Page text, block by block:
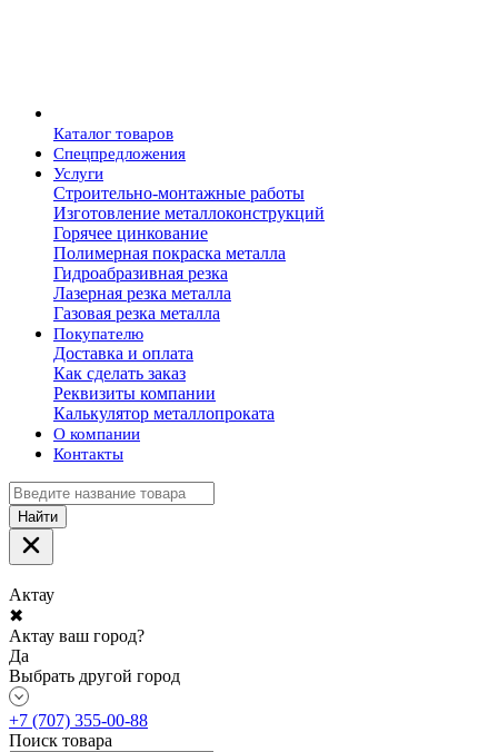
Каталог товаров
Спецпредложения
Услуги
Строительно-монтажные работы
Изготовление металлоконструкций
Горячее цинкование
Полимерная покраска металла
Гидроабразивная резка
Лазерная резка металла
Газовая резка металла
Покупателю
Доставка и оплата
Как сделать заказ
Реквизиты компании
Калькулятор металлопроката
О компании
Контакты
Найти
Актау
✖
Актау ваш город?
Да
Выбрать другой город
+7 (707) 355-00-88
Поиск товара